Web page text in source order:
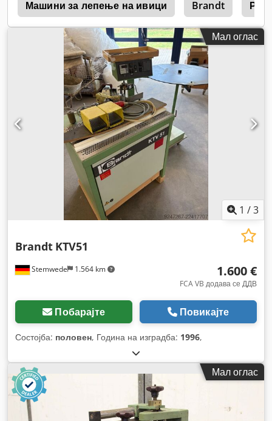
Машини за лепење на ивици Brandt
Мал оглас
1 /3
Stemwede 1.564 km
Brandt KTV51
1.600 €
FCA VB додава се ДДВ
Побарајте Повикајте
Состојба: половен, Година на изградба: 1996,
Мал оглас